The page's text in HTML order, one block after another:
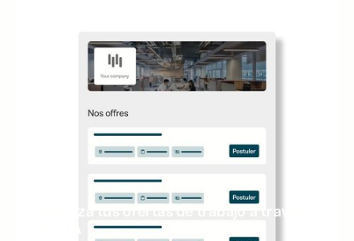
Optimiza tus ofertas de trabajo a través